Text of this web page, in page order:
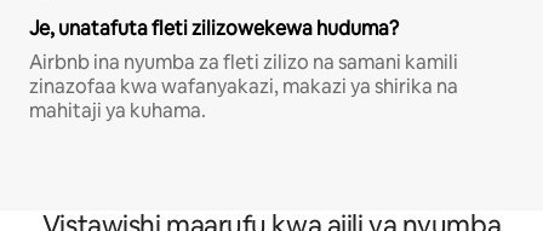
Je, unatafuta fleti zilizowekewa huduma?
Airbnb ina nyumba za fleti zilizo na samani kamili
zinazofaa kwa wafanyakazi, makazi ya shirika na
mahitaji ya kuhama.